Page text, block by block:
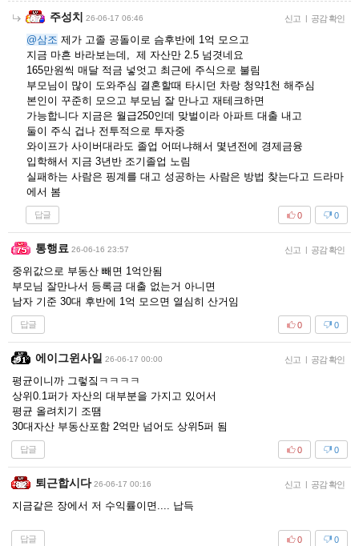
주성치 26-06-17 06:46 신고 | 공감 확인
@삼조 제가 고졸 공돌이로 슴후반에 1억 모으고
지금 마흔 바라보는데, 제 자산만 2.5 넘겻네요
165만원씩 매달 적금 넣엇고 최근에 주식으로 불림
부모님이 많이 도와주심 결혼할때 타시던 차랑 청약1천 해주심
본인이 꾸준히 모으고 부모님 잘 만나고 재테크하면
가능합니다 지금은 월급250인데 맞벌이라 아파트 대출 내고
둘이 주식 겁나 전투적으로 투자중
와이프가 사이버대라도 졸업 어떠냐해서 몇년전에 경제금융
입학해서 지금 3년반 조기졸업 노림
실패하는 사람은 핑계를 대고 성공하는 사람은 방법 찾는다고 드라마
에서 봄
답글 0
0
통행료 26-06-16 23:57 신고 | 공감 확인
중위값으로 부동산 빼면 1억안됨
부모님 잘만나서 등록금 대출 없는거 아니면
남자 기준 30대 후반에 1억 모으면 열심히 산거임
답글 0
0
에이그윈사일 26-06-17 00:00 신고 | 공감 확인
평균이니까 그렇짘ㅋㅋㅋㅋ
상위0.1퍼가 자산의 대부분을 가지고 있어서
평균 올려치기 조땜
30대자산 부동산포함 2억만 넘어도 상위5퍼 됨
답글 0
0
퇴근합시다 26-06-17 00:16 신고 | 공감 확인
지금같은 장에서 저 수익률이면.... 납득
답글 0
0